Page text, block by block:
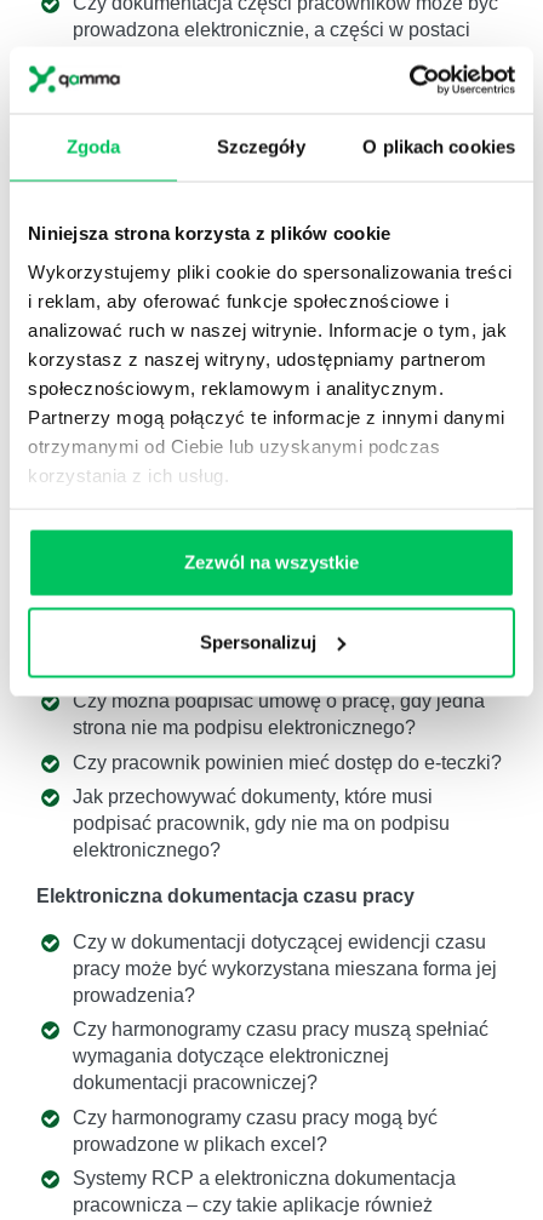
Zgoda Szczegóły O plikach cookies
Niniejsza strona korzysta z plików cookie
Wykorzystujemy pliki cookie do spersonalizowania treści
i reklam, aby oferować funkcje społecznościowe i
analizować ruch w naszej witrynie. Informacje o tym, jak
korzystasz z naszej witryny, udostępniamy partnerom
społecznościowym, reklamowym i analitycznym.
Partnerzy mogą połączyć te informacje z innymi danymi
otrzymanymi od Ciebie lub uzyskanymi podczas
korzystania z ich usług.
Zezwól na wszystkie
Spersonalizuj
prowadzona elektronicznie, a części w postaci
Czy ta sama część dokumentacji może być
różnych pracowników?
Czy elektroniczne przechowywanie list płac
Czy stare aplikacje do obiegu elektronicznych
dokumentów, pulpity pracownicze itp. spełniają
wymagania dotyczące elektronizacji po zmianach
wprowadzonych od 1.1.2019 r?
Czy w przypadku gdy już w 2018 r. wnioski
urlopowe były w firmie elektroniczne, i są
prowadzone nadal elektronicznie, ale w nowym
systemie spełniającym wymagania
teleinformatyczne dochodzi do zmiany formy
prowadzenia dokumentacji?
E-akta osobowe
Czy możliwe jest prowadzenie elektronicznie
teczek personalnych tylko nowo zatrudnianych
Czy można podpisać umowę o pracę, gdy jedna
strona nie ma podpisu elektronicznego?
Czy pracownik powinien mieć dostęp do e-teczki?
Jak przechowywać dokumenty, które musi
podpisać pracownik, gdy nie ma on podpisu
elektronicznego?
Elektroniczna dokumentacja czasu pracy
Czy w dokumentacji dotyczącej ewidencji czasu
pracy może być wykorzystana mieszana forma jej
prowadzenia?
Czy harmonogramy czasu pracy muszą spełniać
wymagania dotyczące elektronicznej
dokumentacji pracowniczej?
Czy harmonogramy czasu pracy mogą być
prowadzone w plikach excel?
Systemy RCP a elektroniczna dokumentacja
pracownicza – czy takie aplikacje również